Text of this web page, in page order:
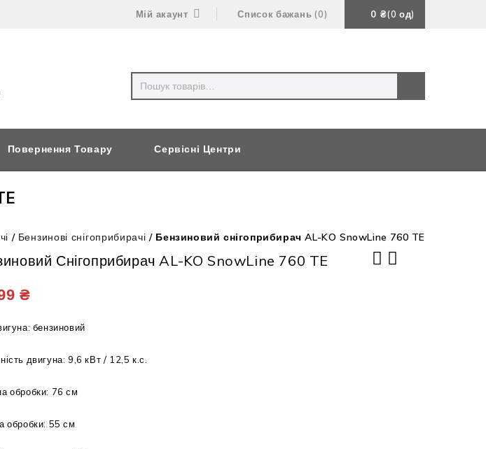
Мій акаунт Список бажань 0 0 ₴ 0 од
Повернення Товару Сервісні Центри
/ Бензинові снігоприбирачі / Бензиновий снігоприбирач AL-KO SnowLine 760 TE
Снігоприбирач AL-KO SnowLine 760 TE
₴
бензиновий
двигуна: 9,6 кВт / 12,5 к.с.
обробки: 76 см
обробки: 55 см